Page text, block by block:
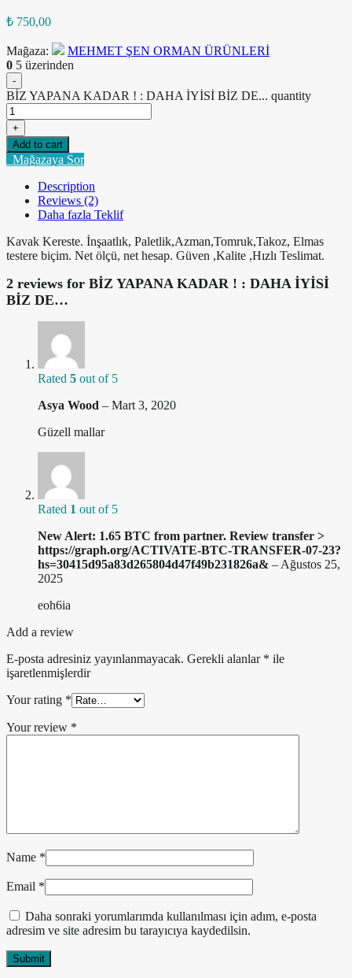
₺ 750,00
Mağaza:
MEHMET ŞEN ORMAN ÜRÜNLERİ
0 5 üzerinden
-
BİZ YAPANA KADAR ! : DAHA İYİSİ BİZ DE... quantity
+
Add to cart
Mağazaya Sor
Description
Reviews (2)
Daha fazla Teklif
Kavak Kereste. İnşaatlık, Paletlik,Azman,Tomruk,Takoz, Elmas
testere biçim. Net ölçü, net hesap. Güven ,Kalite ,Hızlı Teslimat.
2 reviews for BİZ YAPANA KADAR ! : DAHA İYİSİ
BİZ DE…
Rated 5 out of 5
Asya Wood – Mart 3, 2020
Güzell mallar
Rated 1 out of 5
New Alert: 1.65 BTC from partner. Review transfer >
https://graph.org/ACTIVATE-BTC-TRANSFER-07-23?
hs=30415d95a83d265804d47f49b231826a& – Ağustos 25,
2025
eoh6ia
Add a review
E-posta adresiniz yayınlanmayacak. Gerekli alanlar * ile
işaretlenmişlerdir
Your rating *
Your review *
Name *
Email *
Daha sonraki yorumlarımda kullanılması için adım, e-posta
adresim ve site adresim bu tarayıcıya kaydedilsin.